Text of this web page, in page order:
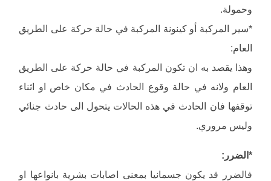
وحمولة.
*سير المركبة أو كينونة المركبة في حالة حركة على الطريق
العام:
وهذا يقصد به ان تكون المركبة في حالة حركة على الطريق
العام ولانه في حالة وقوع الحادث في مكان خاص او اثناء
توقفها فان الحادث في هذه الحالات يتحول الى حادث جنائي
وليس مروري.
*الضرر:
فالضرر قد يكون جسمانيا بمعنى اصابات بشرية بانواعها او